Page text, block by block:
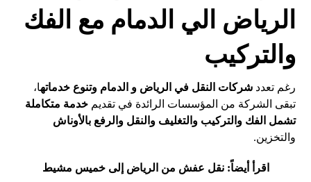
الرياض الي الدمام مع الفك
والتركيب
رغم تعددشركات النقل في الرياض و الدمام وتنوع خدماتها،
تبقى الشركة من المؤسسات الرائدة في تقديمخدمة متكاملة
تشمل الفك والتركيب والتغليف والنقل والرفع بالأوناش
والتخزين.
اقرأ أيضاً:نقل عفش من الرياض إلى خميس مشيط